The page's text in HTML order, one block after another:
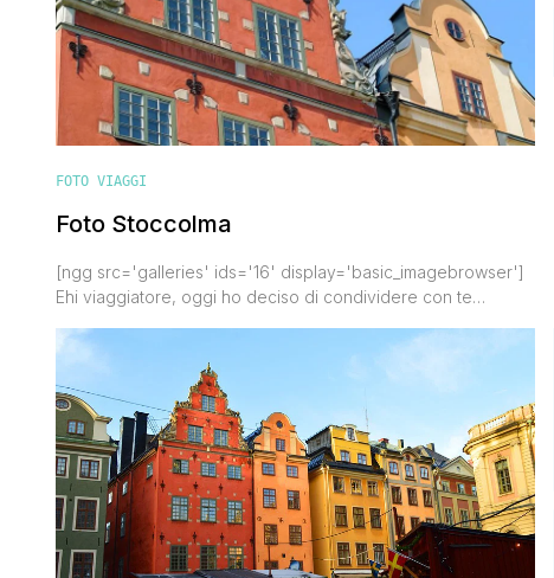
FOTO VIAGGI
Foto Stoccolma
[ngg src='galleries' ids='16' display='basic_imagebrowser']
Ehi viaggiatore, oggi ho deciso di condividere con te
viaggi nella capitale svedese. Stoccolma è una città
splendida da visitare in ogni stagione. Meravigliosa d'estate
con le sue giornate lunghe e tiepide, magica d'inverno
soprattutto durante il periodo dei mercatini [']